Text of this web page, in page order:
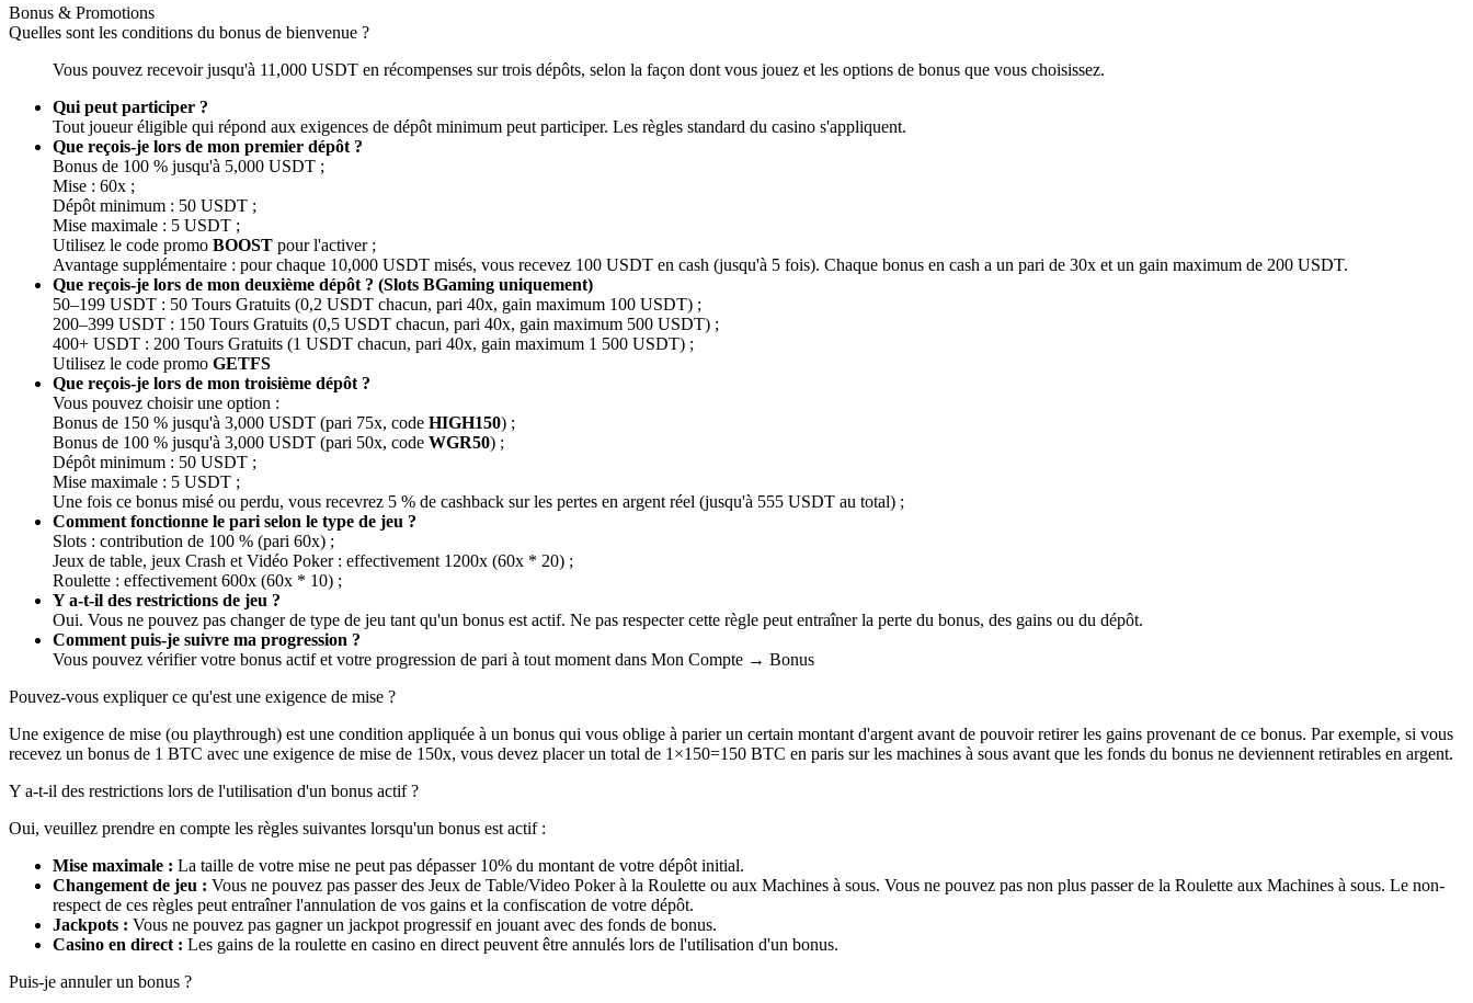
Bonus & Promotions
Quelles sont les conditions du bonus de bienvenue ?
Vous pouvez recevoir jusqu'à 11,000 USDT en récompenses sur trois dépôts, selon la façon dont vous jouez et les options de bonus que vous choisissez.
Qui peut participer ?
Tout joueur éligible qui répond aux exigences de dépôt minimum peut participer. Les règles standard du casino s'appliquent.
Que reçois-je lors de mon premier dépôt ?
Bonus de 100 % jusqu'à 5,000 USDT ;
Mise : 60x ;
Dépôt minimum : 50 USDT ;
Mise maximale : 5 USDT ;
Utilisez le code promo BOOST pour l'activer ;
Avantage supplémentaire : pour chaque 10,000 USDT misés, vous recevez 100 USDT en cash (jusqu'à 5 fois). Chaque bonus en cash a un pari de 30x et un gain maximum de 200 USDT.
Que reçois-je lors de mon deuxième dépôt ? (Slots BGaming uniquement)
50–199 USDT : 50 Tours Gratuits (0,2 USDT chacun, pari 40x, gain maximum 100 USDT) ;
200–399 USDT : 150 Tours Gratuits (0,5 USDT chacun, pari 40x, gain maximum 500 USDT) ;
400+ USDT : 200 Tours Gratuits (1 USDT chacun, pari 40x, gain maximum 1 500 USDT) ;
Utilisez le code promo GETFS
Que reçois-je lors de mon troisième dépôt ?
Vous pouvez choisir une option :
Bonus de 150 % jusqu'à 3,000 USDT (pari 75x, code HIGH150) ;
Bonus de 100 % jusqu'à 3,000 USDT (pari 50x, code WGR50) ;
Dépôt minimum : 50 USDT ;
Mise maximale : 5 USDT ;
Une fois ce bonus misé ou perdu, vous recevrez 5 % de cashback sur les pertes en argent réel (jusqu'à 555 USDT au total) ;
Comment fonctionne le pari selon le type de jeu ?
Slots : contribution de 100 % (pari 60x) ;
Jeux de table, jeux Crash et Vidéo Poker : effectivement 1200x (60x * 20) ;
Roulette : effectivement 600x (60x * 10) ;
Y a-t-il des restrictions de jeu ?
Oui. Vous ne pouvez pas changer de type de jeu tant qu'un bonus est actif. Ne pas respecter cette règle peut entraîner la perte du bonus, des gains ou du dépôt.
Comment puis-je suivre ma progression ?
Vous pouvez vérifier votre bonus actif et votre progression de pari à tout moment dans Mon Compte → Bonus
Pouvez-vous expliquer ce qu'est une exigence de mise ?
Une exigence de mise (ou playthrough) est une condition appliquée à un bonus qui vous oblige à parier un certain montant d'argent avant de pouvoir retirer les gains provenant de ce bonus. Par exemple, si vous
recevez un bonus de 1 BTC avec une exigence de mise de 150x, vous devez placer un total de 1×150=150 BTC en paris sur les machines à sous avant que les fonds du bonus ne deviennent retirables en argent.
Y a-t-il des restrictions lors de l'utilisation d'un bonus actif ?
Oui, veuillez prendre en compte les règles suivantes lorsqu'un bonus est actif :
Mise maximale : La taille de votre mise ne peut pas dépasser 10% du montant de votre dépôt initial.
Changement de jeu : Vous ne pouvez pas passer des Jeux de Table/Video Poker à la Roulette ou aux Machines à sous. Vous ne pouvez pas non plus passer de la Roulette aux Machines à sous. Le non-
respect de ces règles peut entraîner l'annulation de vos gains et la confiscation de votre dépôt.
Jackpots : Vous ne pouvez pas gagner un jackpot progressif en jouant avec des fonds de bonus.
Casino en direct : Les gains de la roulette en casino en direct peuvent être annulés lors de l'utilisation d'un bonus.
Puis-je annuler un bonus ?